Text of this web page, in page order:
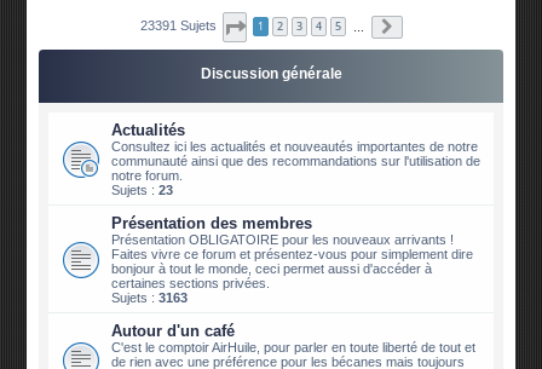
23391 Sujets Page 1sur2340
1 2 3 4 5 …
Discussion générale
Actualités
Consultez ici les actualités et nouveautés importantes de notre
communauté ainsi que des recommandations sur l'utilisation de
notre forum.
Sujets :23
Présentation des membres
Présentation OBLIGATOIRE pour les nouveaux arrivants !
Faites vivre ce forum et présentez-vous pour simplement dire
bonjour à tout le monde, ceci permet aussi d'accéder à
certaines sections privées.
Sujets :3163
Autour d'un café
C'est le comptoir AirHuile, pour parler en toute liberté de tout et
de rien avec une préférence pour les bécanes mais toujours